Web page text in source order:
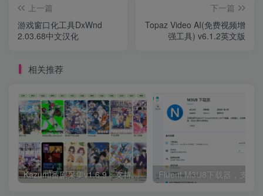
上一篇
游戏窗口化工具DxWnd
2.03.68中文汉化
下一篇
Topaz Video AI(免费视频增
强工具) v6.1.2英文版
相关推荐
Kazumi番剧采集v1.6.9：支持自定义规则+在线观看+弹幕，跨平台下载 Fluent M3U8下载器，支持